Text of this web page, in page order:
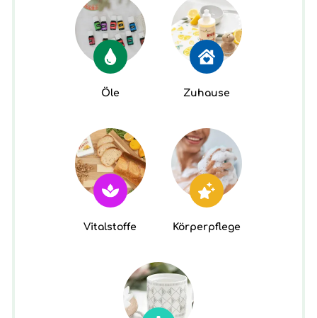
Öle Zuhause
Vitalstoffe Körperpflege